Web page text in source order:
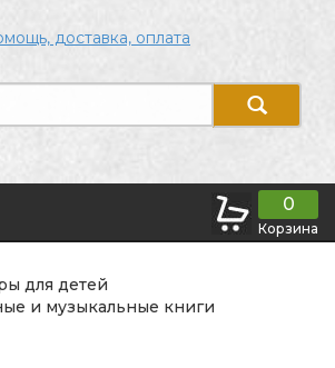
доставка, оплата
0
Корзина
для детей
и музыкальные книги